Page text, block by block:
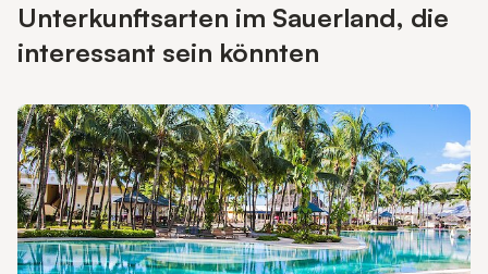
Unterkunftsarten im Sauerland, die
interessant sein könnten